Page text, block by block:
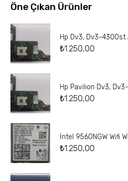
Öne Çıkan Ürünler
Hp Dv3, Dv3-4300st
₺1.250,00
Hp Pavilion Dv3,
₺1.250,00
İntel 9560NGW Wifi
₺1.250,00